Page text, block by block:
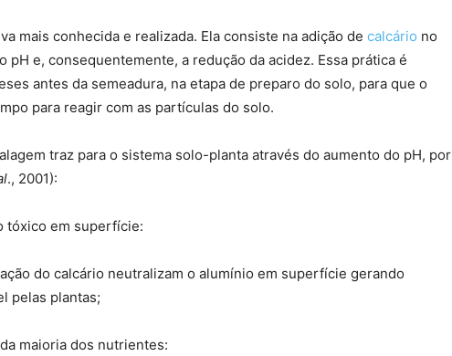
mais conhecida e realizada. Ela consiste na adição de calcário no
pH e, consequentemente, a redução da acidez. Essa prática é
antes da semeadura, na etapa de preparo do solo, para que o
para reagir com as partículas do solo.
traz para o sistema solo-planta através do aumento do pH, por
., 2001):
tóxico em superfície:
do calcário neutralizam o alumínio em superfície gerando
pelas plantas;
maioria dos nutrientes: